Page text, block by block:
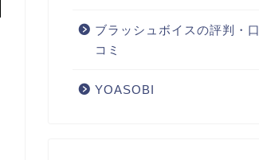
ブラッシュボイスの評判・口
コミ
YOASOBI